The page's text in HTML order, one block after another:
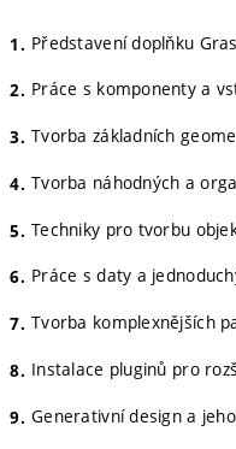
Představení doplňku
Práce s komponenty a
Tvorba základních
Tvorba náhodných a
Techniky pro tvorbu
Práce s daty a
Tvorba komplexnějších
Instalace pluginů pro
Generativní design a